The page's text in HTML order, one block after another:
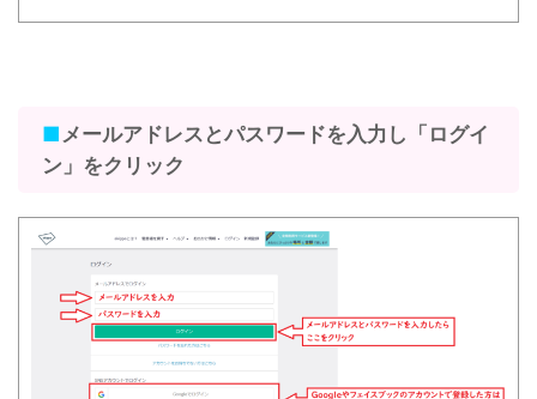
■ メールアドレスとパスワードを入力し「ログイ
ン」をクリック